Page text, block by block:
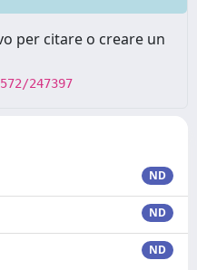
per citare o creare un
247397
ND
ND
ND